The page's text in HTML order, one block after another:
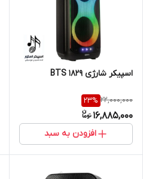
اسپیکر شارژی BTS 1829
22,000,000
23%
16,885,000
افزودن به سبد